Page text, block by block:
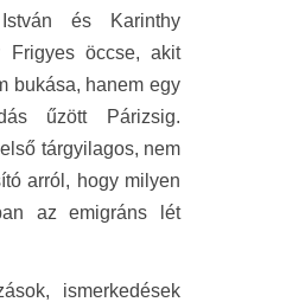
és Karinthy
Frigyes öccse, akit
bukása, hanem egy
űzött Párizsig.
tárgyilagos, nem
arról, hogy milyen
az emigráns lét
ismerkedések